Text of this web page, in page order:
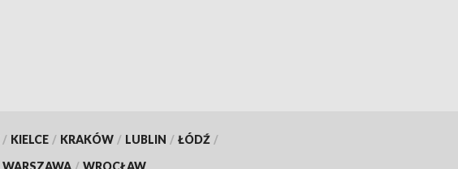
/ KIELCE / KRAKÓW / LUBLIN / ŁÓDŹ /
WARSZAWA / WROCŁAW